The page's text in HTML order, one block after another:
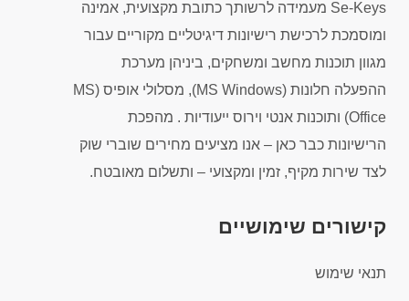
Se-Keys מעמידה לרשותך כתובת מקצועית, אמינה
ומוסמכת לרכישת רישיונות דיגיטליים מקוריים עבור
מגוון תוכנות מחשב ומשחקים, ביניהן מערכת
ההפעלה חלונות (MS Windows), מסלולי אופיס (MS
Office) ותוכנות אנטי וירוס ייעודיות . מהפכת
הרישיונות כבר כאן – אנו מציעים מחירים שוברי שוק
לצד שירות מקיף, זמין ומקצועי – ותשלום מאובטח.
קישורים שימושיים
תנאי שימוש